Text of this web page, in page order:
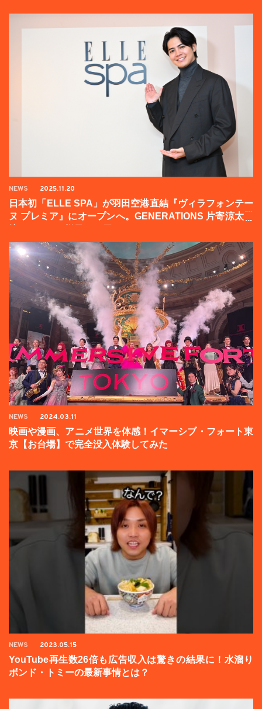
NEWS 2025.11.20
日本初「ELLE SPA」が羽田空港直結『ヴィラフォンテー
ヌ プレミア』にオープンへ。GENERATIONS 片寄涼太登
NEWS 2024.03.11
映画や漫画、アニメ世界を体感！イマーシブ・フォート東
京【お台場】で完全没入体験してみた
NEWS 2023.05.15
YouTube再生数26倍も広告収入は驚きの結果に！水溜り
ボンド・トミーの最新事情とは？